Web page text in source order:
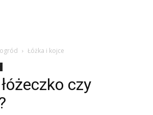
Łóżka i kojce
czy